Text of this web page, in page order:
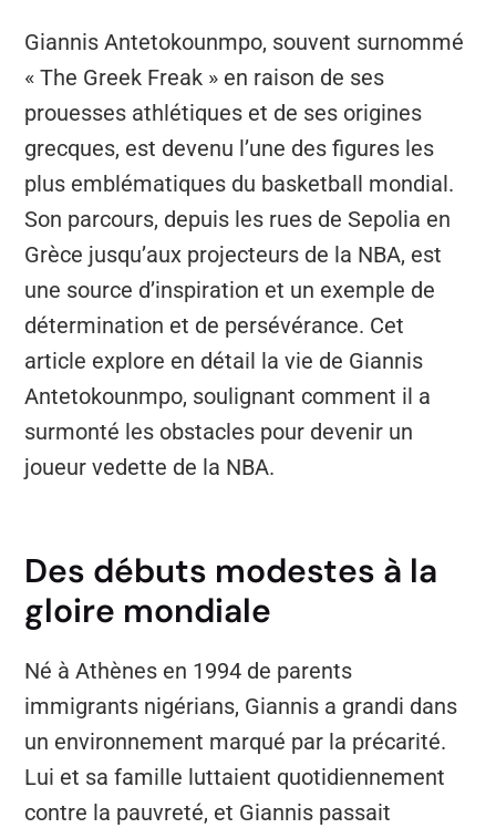
Giannis Antetokounmpo, souvent surnommé
« The Greek Freak » en raison de ses
prouesses athlétiques et de ses origines
grecques, est devenu l’une des figures les
plus emblématiques du basketball mondial.
Son parcours, depuis les rues de Sepolia en
Grèce jusqu’aux projecteurs de la NBA, est
une source d’inspiration et un exemple de
détermination et de persévérance. Cet
article explore en détail la vie de Giannis
Antetokounmpo, soulignant comment il a
surmonté les obstacles pour devenir un
joueur vedette de la NBA.
Des débuts modestes à la
gloire mondiale
Né à Athènes en 1994 de parents
immigrants nigérians, Giannis a grandi dans
un environnement marqué par la précarité.
Lui et sa famille luttaient quotidiennement
contre la pauvreté, et Giannis passait